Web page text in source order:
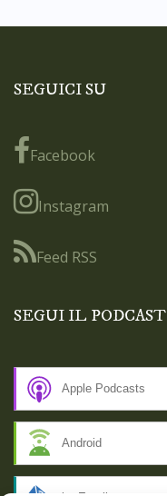
SEGUICI SU
Facebook
Instagram
Feed RSS
SEGUI IL PODCAST
Apple Podcasts
Android